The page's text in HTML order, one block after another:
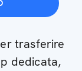
trasferire
dedicata,